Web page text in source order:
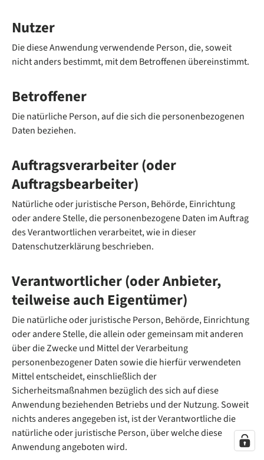
Nutzer
Die diese Anwendung verwendende Person, die, soweit
nicht anders bestimmt, mit dem Betroffenen übereinstimmt.
Betroffener
Die natürliche Person, auf die sich die personenbezogenen
Daten beziehen.
Auftragsverarbeiter (oder
Auftragsbearbeiter)
Natürliche oder juristische Person, Behörde, Einrichtung
oder andere Stelle, die personenbezogene Daten im Auftrag
des Verantwortlichen verarbeitet, wie in dieser
Datenschutzerklärung beschrieben.
Verantwortlicher (oder Anbieter,
teilweise auch Eigentümer)
Die natürliche oder juristische Person, Behörde, Einrichtung
oder andere Stelle, die allein oder gemeinsam mit anderen
über die Zwecke und Mittel der Verarbeitung
personenbezogener Daten sowie die hierfür verwendeten
Mittel entscheidet, einschließlich der
Sicherheitsmaßnahmen bezüglich des sich auf diese
Anwendung beziehenden Betriebs und der Nutzung. Soweit
nichts anderes angegeben ist, ist der Verantwortliche die
natürliche oder juristische Person, über welche diese
Anwendung angeboten wird.